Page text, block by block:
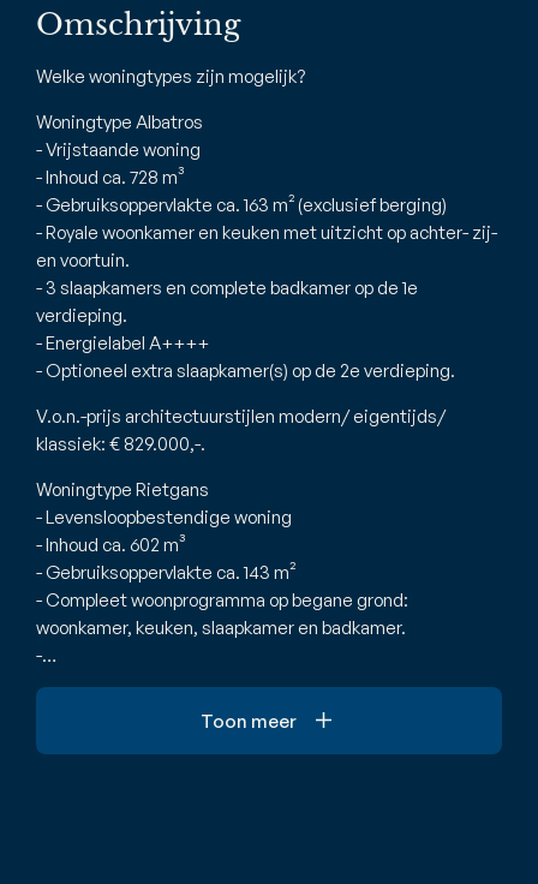
Omschrijving
Welke woningtypes zijn mogelijk?
Woningtype Albatros
- Vrijstaande woning
- Inhoud ca. 728 m³
- Gebruiksoppervlakte ca. 163 m² (exclusief berging)
- Royale woonkamer en keuken met uitzicht op achter- zij-
en voortuin.
- 3 slaapkamers en complete badkamer op de 1e
verdieping.
- Energielabel A++++
- Optioneel extra slaapkamer(s) op de 2e verdieping.
V.o.n.-prijs architectuurstijlen modern/ eigentijds/
klassiek: € 829.000,-.
Woningtype Rietgans
- Levensloopbestendige woning
- Inhoud ca. 602 m³
- Gebruiksoppervlakte ca. 143 m²
- Compleet woonprogramma op begane grond:
woonkamer, keuken, slaapkamer en badkamer.
-…
Toon meer